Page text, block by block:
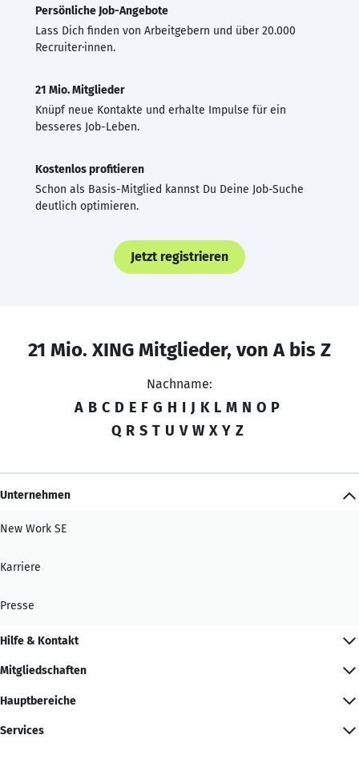
Persönliche Job-Angebote
Lass Dich finden von Arbeitgebern und über 20.000
Recruiter·innen.
21 Mio. Mitglieder
Knüpf neue Kontakte und erhalte Impulse für ein
besseres Job-Leben.
Kostenlos profitieren
Schon als Basis-Mitglied kannst Du Deine Job-Suche
deutlich optimieren.
Jetzt registrieren
21 Mio. XING Mitglieder, von A bis Z
Nachname:
A B C D E F G H I J K L M N O P
Q R S T U V W X Y Z
Unternehmen
New Work SE
Karriere
Presse
Hilfe & Kontakt
Mitgliedschaften
Hauptbereiche
Services